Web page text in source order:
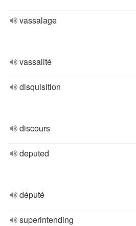
vassalage
vassalité
disquisition
discours
deputed
député
superintending